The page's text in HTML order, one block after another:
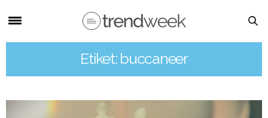
Etiket: buccaneer